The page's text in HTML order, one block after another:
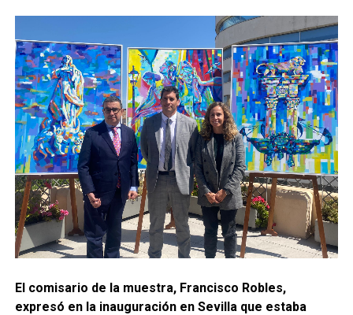
El comisario de la muestra, Francisco Robles,
expresó en la inauguración en Sevilla que estaba